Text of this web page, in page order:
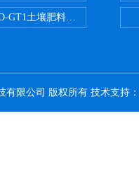
GT1土壤肥料养分检测仪
有限公司 版权所有 技术支持：